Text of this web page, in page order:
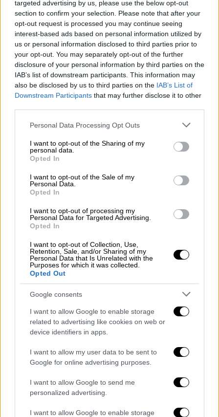
targeted advertising by us, please use the below opt-out
section to confirm your selection. Please note that after your
opt-out request is processed you may continue seeing
interest-based ads based on personal information utilized by
us or personal information disclosed to third parties prior to
your opt-out. You may separately opt-out of the further
disclosure of your personal information by third parties on the
IAB’s list of downstream participants. This information may
also be disclosed by us to third parties on the IAB’s List of
Downstream Participants that may further disclose it to other
Please note that this website/app uses one or more Google
not limited to your visit or usage behaviour. You may click to
grant or deny consent to Google and its third-party tags to
use your data for below specified purposes in below Google
consent section.
Personal Data Processing Opt Outs
I want to opt-out of the Sharing of my
personal data.
Opted In
I want to opt-out of the Sale of my
Personal Data.
Opted In
I want to opt-out of processing my
Personal Data for Targeted Advertising.
Opted In
I want to opt-out of Collection, Use,
Retention, Sale, and/or Sharing of my
Personal Data that Is Unrelated with the
Purposes for which it was collected.
Opted Out
Google consents
I want to allow Google to enable storage
related to advertising like cookies on web or
device identifiers in apps.
I want to allow my user data to be sent to
Google for online advertising purposes.
I want to allow Google to send me
personalized advertising.
I want to allow Google to enable storage
φάλαινας πλησίασε την Alice και ο David, ο
οποίος είναι επαγγελματίας φωτογράφος,
κατάφερε να απαθανατίσει αυτές τις
πανέμορφες εικόνες σεβίντεο που έδειχναν
τη μικρή φάλαινα καμπούρα να «χορεύει»
στον βυθό με τη σύζυγό του.
Ο David, ο οποίος κατάγεται από το Σίδνεϊ
Νότιο Ειρηνικό, όπου τα νερά ήταν απόλυτα
ήρεμα και δεν υπήρχε ούτε
ελάχιστος άνεμος. Ακολουθήσαμε μια ομάδα
κολυμπούσαν αργά γύρω από έναν ρηχό
ύφαλο για περίπου μια ώρα. Το βίντεο
καταγράφει τη στιγμή που η μικρή
φάλαινα κολυμπά προς την Alice σε μια
στιγμή αμοιβαίας περιέργειας.
είναι συχνά τόσο περίεργες όσο και εμείς
για αυτές, κάτι που τελικά μπορεί να
δημιουργήσει μερικές πραγματικά
εκπληκτικές στιγμές κάτω από το νερό».
video